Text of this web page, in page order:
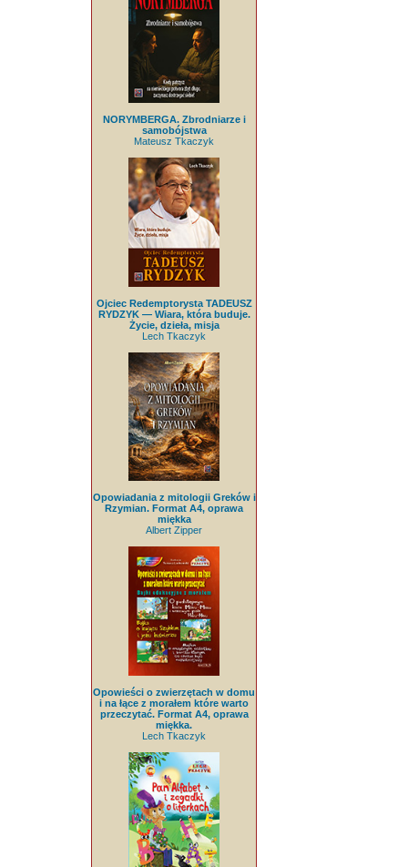
NORYMBERGA. Zbrodniarze i
samobójstwa
Mateusz Tkaczyk
Ojciec Redemptorysta TADEUSZ
RYDZYK — Wiara, która buduje.
Życie, dzieła, misja
Lech Tkaczyk
Opowiadania z mitologii Greków i
Rzymian. Format A4, oprawa
miękka
Albert Zipper
Opowieści o zwierzętach w domu
i na łące z morałem które warto
przeczytać. Format A4, oprawa
miękka.
Lech Tkaczyk